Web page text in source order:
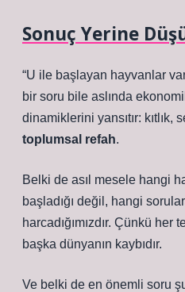
Sonuç Yerine
“U ile başlayan hayvanlar
bir soru bile aslında
dinamiklerini yansıtır: kıtlık,
toplumsal refah.
Belki de asıl mesele hangi
başladığı değil, hangi
harcadığımızdır. Çünkü
başka dünyanın kaybıdır.
Ve belki de en önemli soru